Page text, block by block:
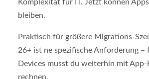
Komplexität für IT. Jetzt können
bleiben.
Praktisch für größere Migrations-
26+ ist ne spezifische Anforderung –
Devices musst du weiterhin mit App-
rechnen.